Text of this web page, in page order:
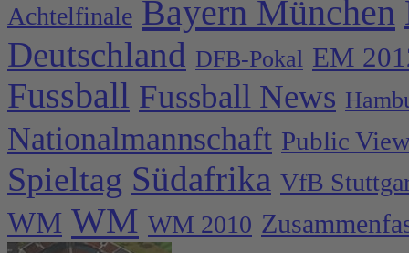
Achtelfinale Bayern München
Deutschland DFB-Pokal EM
Fussball Fussball News
Nationalmannschaft Public
Spieltag Südafrika VfB
WM WM WM 2010